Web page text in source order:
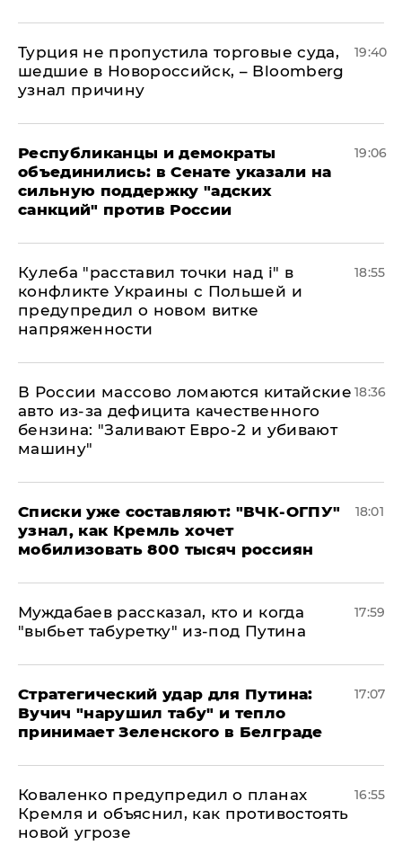
Турция не пропустила торговые суда,
шедшие в Новороссийск, – Bloomberg
узнал причину
19:40
Республиканцы и демократы
объединились: в Сенате указали на
сильную поддержку "адских
санкций" против России
19:06
Кулеба "расставил точки над і" в
конфликте Украины с Польшей и
предупредил о новом витке
напряженности
18:55
В России массово ломаются китайские
авто из-за дефицита качественного
бензина: "Заливают Евро-2 и убивают
машину"
18:36
Списки уже составляют: "ВЧК-ОГПУ"
узнал, как Кремль хочет
мобилизовать 800 тысяч россиян
18:01
Муждабаев рассказал, кто и когда
"выбьет табуретку" из-под Путина
17:59
Стратегический удар для Путина:
Вучич "нарушил табу" и тепло
принимает Зеленского в Белграде
17:07
Коваленко предупредил о планах
Кремля и объяснил, как противостоять
новой угрозе
16:55